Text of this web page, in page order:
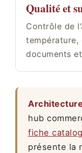
Qualité et
Contrôle de
température,
documents
Architecture
hub
fiche
présente la